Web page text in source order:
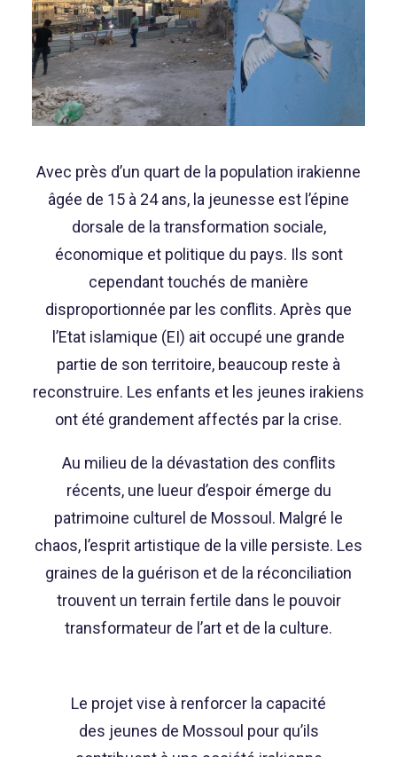
Avec près d’un quart de la population irakienne
âgée de 15 à 24 ans, la jeunesse est l’épine
dorsale de la transformation sociale,
économique et politique du pays. Ils sont
cependant touchés de manière
disproportionnée par les conflits. Après que
l’Etat islamique (EI) ait occupé une grande
partie de son territoire, beaucoup reste à
reconstruire. Les enfants et les jeunes irakiens
ont été grandement affectés par la crise.
Au milieu de la dévastation des conflits
récents, une lueur d’espoir émerge du
patrimoine culturel de Mossoul. Malgré le
chaos, l’esprit artistique de la ville persiste. Les
graines de la guérison et de la réconciliation
trouvent un terrain fertile dans le pouvoir
transformateur de l’art et de la culture.
Le projet vise à renforcer la capacité
des jeunes de Mossoul pour qu’ils